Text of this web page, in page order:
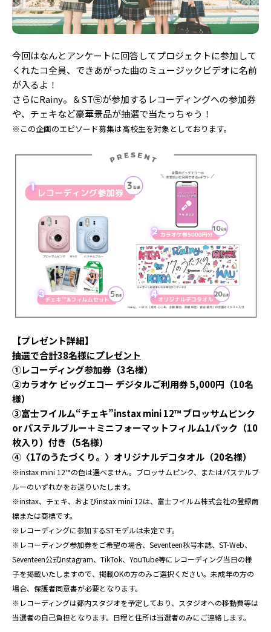
今回はなんとアンケートに回答してプロジェクトに参加して
くれたコ全員、できあがった曲のミュージックビデオに名前
が入るよ！
さらにRainy。＆ST㋲が参加するレコーディングへの参加券
や、チェキなど豪華景品が抽選で当たっちゃう！
※この企画のエピソード募集は高校生を対象としております。
【プレゼント詳細】
抽選で合計38名様にプレゼント
①レコーディング参加券（3名様）
②カラオケ ビッグエコー デジタルご利用券 5,000円（10名
様）
③富士フイルム“チェキ”instax mini 12™ ブロッサムピンク
or パステルブルー＋ミニフォーマットフィルム1パック（10
枚入り）付き（5名様）
④〈17のうたづくり。〉オリジナルデコタオル（20名様）
※instax mini 12™の色は選べません。ブロッサムピンク、またはパステルブ
ルーのいずれかをお送りいたします。
※instax、 チェキ、およびinstax mini 12は、富士フイルム株式会社の登録商
標または商標です。
※レコーディングに参加するSTモデルは未定です。
※レコーディング参加券をご希望の場合、Seventeen秋号本誌、ST-Web、
Seventeen公式Instagram、TikTok、YouTube等にレコーディング当日の様
子を掲載いたしますので、掲載OKの方のみご選択ください。未成年の方の
場合、保護者同意書が必要となります。
※レコーディングは都内スタジオを予定しており、スタジオへの移動費等は
当選者の自己負担となります。日程と住所は当選者のみにご連絡します。